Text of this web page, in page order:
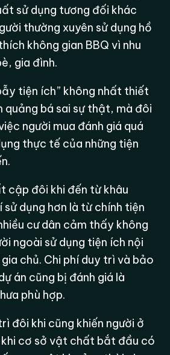
sử dụng tương đối khác
thường xuyên sử dụng hồ
không gian BBQ vì nhu
gia đình.
tiện ích” không nhất thiết
quảng bá sai sự thật, mà đôi
người mua đánh giá quá
thực tế của những tiện
cập đôi khi đến từ khâu
sử dụng hơn là từ chính tiện
cư dân cảm thấy không
ngoài sử dụng tiện ích nội
chủ. Chi phí duy trì và bảo
án cũng bị đánh giá là
phù hợp.
đôi khi cũng khiến người ở
cơ sở vật chất bắt đầu có